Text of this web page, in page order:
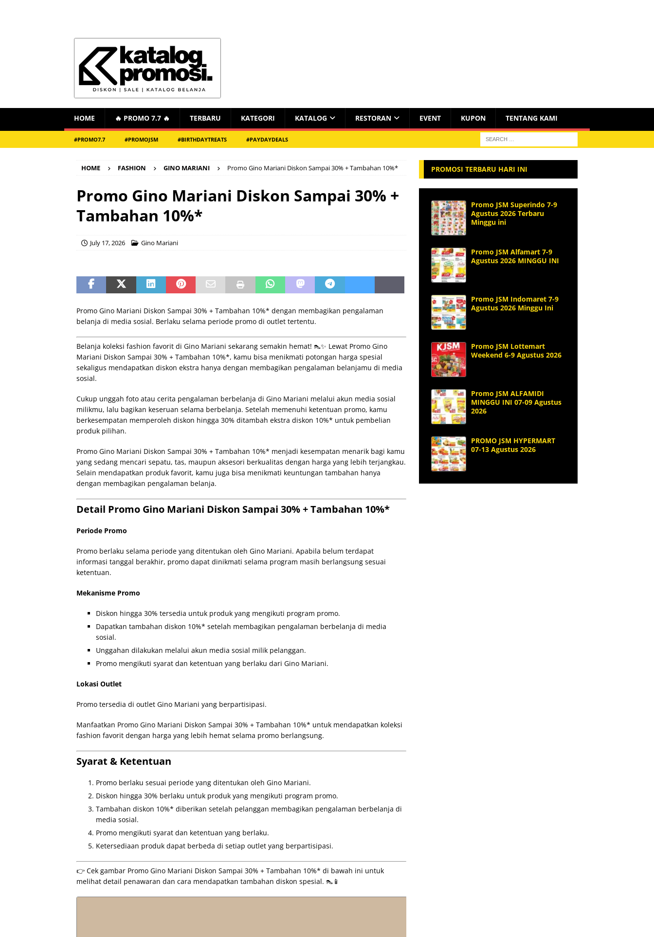
HOME 🔥 PROMO 7.7 🔥 TERBARU KATEGORI KATALOG RESTORAN EVENT KUPON TENTANG KAMI
#PROMO7.7 #PROMOJSM #BIRTHDAYTREATS #PAYDAYDEALS
HOME FASHION GINO MARIANI Promo Gino Mariani Diskon Sampai 30% + Tambahan 10%*
Promo Gino Mariani Diskon Sampai 30% +
Tambahan 10%*
July 17, 2026 Gino Mariani
Promo Gino Mariani Diskon Sampai 30% + Tambahan 10%* dengan membagikan pengalaman
belanja di media sosial. Berlaku selama periode promo di outlet tertentu.
Belanja koleksi fashion favorit di Gino Mariani sekarang semakin hemat! 👠✨ Lewat Promo Gino
Mariani Diskon Sampai 30% + Tambahan 10%*, kamu bisa menikmati potongan harga spesial
sekaligus mendapatkan diskon ekstra hanya dengan membagikan pengalaman belanjamu di media
sosial.
Cukup unggah foto atau cerita pengalaman berbelanja di Gino Mariani melalui akun media sosial
milikmu, lalu bagikan keseruan selama berbelanja. Setelah memenuhi ketentuan promo, kamu
berkesempatan memperoleh diskon hingga 30% ditambah ekstra diskon 10%* untuk pembelian
produk pilihan.
Promo Gino Mariani Diskon Sampai 30% + Tambahan 10%* menjadi kesempatan menarik bagi kamu
yang sedang mencari sepatu, tas, maupun aksesori berkualitas dengan harga yang lebih terjangkau.
Selain mendapatkan produk favorit, kamu juga bisa menikmati keuntungan tambahan hanya
dengan membagikan pengalaman belanja.
Detail Promo Gino Mariani Diskon Sampai 30% + Tambahan 10%*
Periode Promo
Promo berlaku selama periode yang ditentukan oleh Gino Mariani. Apabila belum terdapat
informasi tanggal berakhir, promo dapat dinikmati selama program masih berlangsung sesuai
ketentuan.
Mekanisme Promo
Diskon hingga 30% tersedia untuk produk yang mengikuti program promo.
Dapatkan tambahan diskon 10%* setelah membagikan pengalaman berbelanja di media
sosial.
Unggahan dilakukan melalui akun media sosial milik pelanggan.
Promo mengikuti syarat dan ketentuan yang berlaku dari Gino Mariani.
Lokasi Outlet
Promo tersedia di outlet Gino Mariani yang berpartisipasi.
Manfaatkan Promo Gino Mariani Diskon Sampai 30% + Tambahan 10%* untuk mendapatkan koleksi
fashion favorit dengan harga yang lebih hemat selama promo berlangsung.
Syarat & Ketentuan
Promo berlaku sesuai periode yang ditentukan oleh Gino Mariani.
Diskon hingga 30% berlaku untuk produk yang mengikuti program promo.
Tambahan diskon 10%* diberikan setelah pelanggan membagikan pengalaman berbelanja di
media sosial.
Promo mengikuti syarat dan ketentuan yang berlaku.
Ketersediaan produk dapat berbeda di setiap outlet yang berpartisipasi.
👉 Cek gambar Promo Gino Mariani Diskon Sampai 30% + Tambahan 10%* di bawah ini untuk
melihat detail penawaran dan cara mendapatkan tambahan diskon spesial. 👠📱
PROMOSI TERBARU HARI INI
Promo JSM Superindo 7-9
Agustus 2026 Terbaru
Minggu ini
Promo JSM Alfamart 7-9
Agustus 2026 MINGGU INI
Promo JSM Indomaret 7-9
Agustus 2026 Minggu Ini
Promo JSM Lottemart
Weekend 6-9 Agustus 2026
Promo JSM ALFAMIDI
MINGGU INI 07-09 Agustus
2026
PROMO JSM HYPERMART
07-13 Agustus 2026